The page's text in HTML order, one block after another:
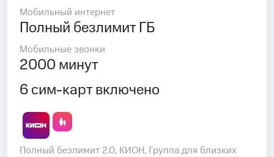
Мобильный интернет
Полный безлимит ГБ
Мобильные звонки
2000 минут
6 сим-карт включено
Полный безлимит 2.0, КИОН, Группа для близких